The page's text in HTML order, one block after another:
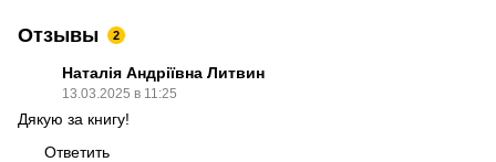
Отзывы 2
Наталія Андріївна Литвин
13.03.2025 в 11:25
Дякую за книгу!
Ответить